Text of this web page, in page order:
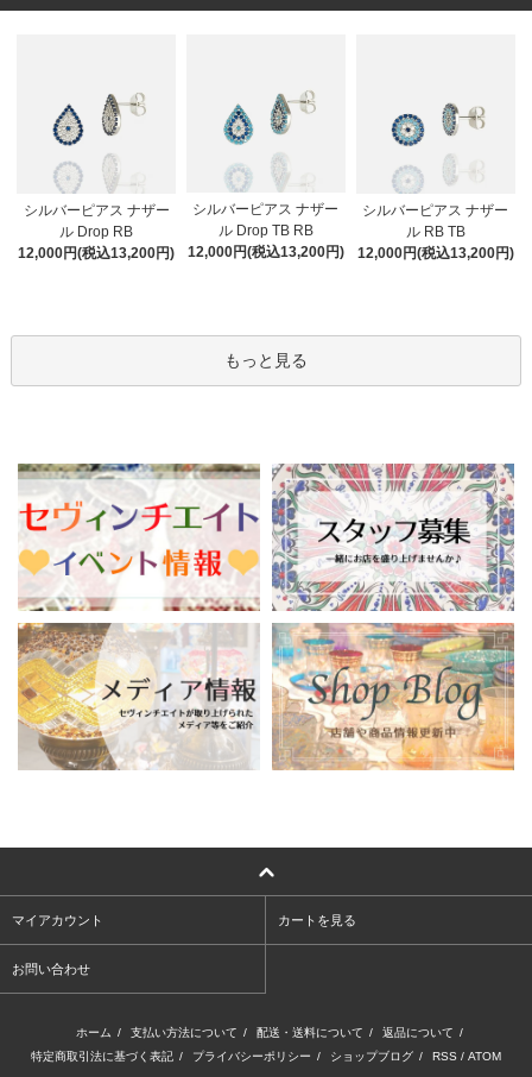
シルバーピアス ナザー
ル Drop RB
12,000円(税込13,200円)
シルバーピアス ナザー
ル Drop TB RB
12,000円(税込13,200円)
シルバーピアス ナザー
ル RB TB
12,000円(税込13,200円)
もっと見る
マイアカウント カートを見る
お問い合わせ
ホーム / 支払い方法について / 配送・送料について / 返品について /
特定商取引法に基づく表記 / プライバシーポリシー / ショップブログ / RSS / ATOM